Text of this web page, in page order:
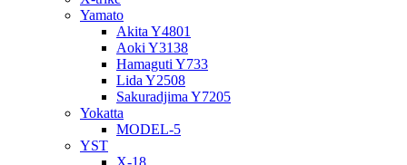
Yamato
Akita Y4801
Aoki Y3138
Hamaguti Y733
Lida Y2508
Sakuradjima Y7205
Yokatta
MODEL-5
YST
X-18